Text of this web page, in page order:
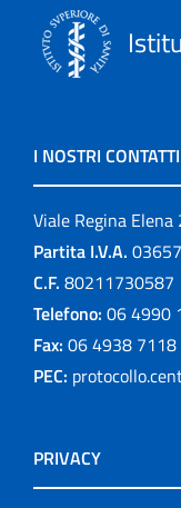
I NOSTRI CONTATTI
Viale Regina
Partita I.V.A.
C.F. 80211730587
Telefono: 06 4990
Fax: 06 4938 7118
PEC:
PRIVACY